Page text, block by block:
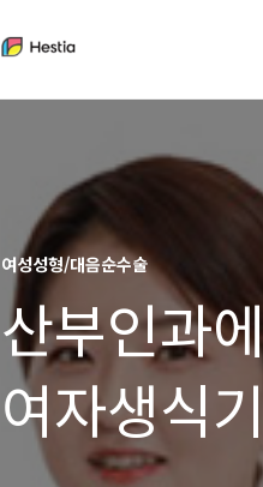
여성성형/대음순수술
산부인과
여자생식